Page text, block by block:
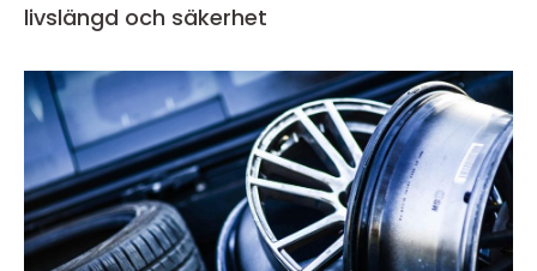
livslängd och säkerhet